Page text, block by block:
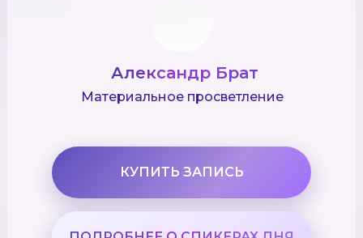
Материальное просветление
Александр Брат
КУПИТЬ ЗАПИСЬ